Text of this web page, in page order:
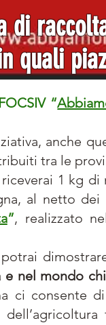
di
quali
“
anche
tra le
1 kg
al netto
”, realizzato
e nel mondo
ci consente